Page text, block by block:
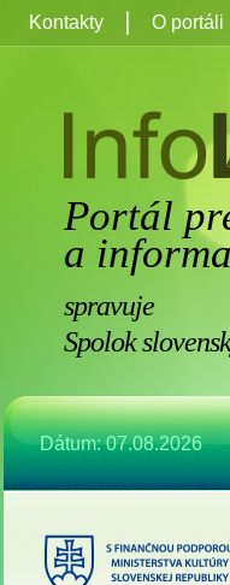
Portál
a
spravuje
Spolok
Dátum: 07.08.2026
Kontakty O portáli